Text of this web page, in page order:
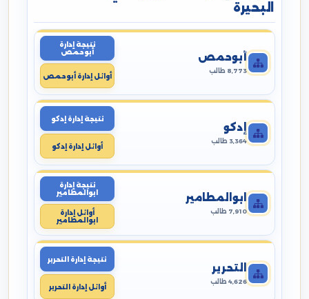
البحيرة
أبوحمص
8,773 طالب
نتيجة إدارة
أبوحمص
أوائل إدارة أبوحمص
إدكو
3,364 طالب
نتيجة إدارة إدكو
أوائل إدارة إدكو
ابوالمطامير
7,910 طالب
نتيجة إدارة
ابوالمطامير
أوائل إدارة
ابوالمطامير
التحرير
4,626 طالب
نتيجة إدارة التحرير
أوائل إدارة التحرير